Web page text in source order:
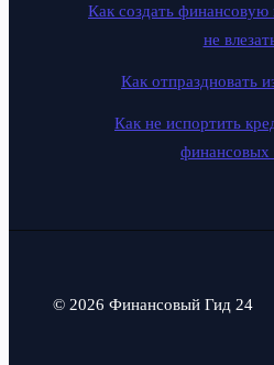
Как создать
не
Как отпраздновать
Как не испортить
финансовых
© 2026 Финансовый Гид 24